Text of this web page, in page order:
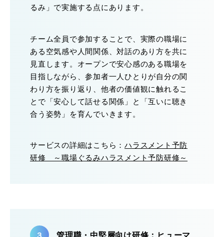
るみ」で実施する点にあります。
チーム全員で参加することで、実際の職場に
ある空気感や人間関係、対話のあり方を共に
見直します。オープンで安心感のある職場を
目指しながら、参加者一人ひとりが自分の関
わり方を振り返り、他者の価値観に触れるこ
とで「安心して話せる関係」と「互いに聴き
合う姿勢」を育んでいきます。
サービスの詳細はこちら： ハラスメント予防
研修 ～職場ぐるみハラスメント予防研修～